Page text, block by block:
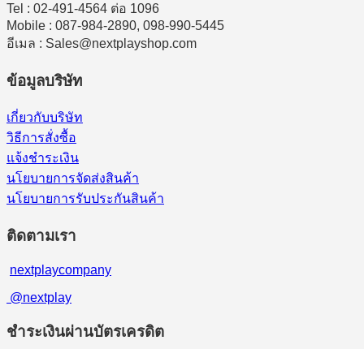
Tel : 02-491-4564 ต่อ 1096
Mobile : 087-984-2890, 098-990-5445
อีเมล : Sales@nextplayshop.com
ข้อมูลบริษัท
เกี่ยวกับบริษัท
วิธีการสั่งซื้อ
แจ้งชำระเงิน
นโยบายการจัดส่งสินค้า
นโยบายการรับประกันสินค้า
ติดตามเรา
nextplaycompany
@nextplay
ชำระเงินผ่านบัตรเครดิต